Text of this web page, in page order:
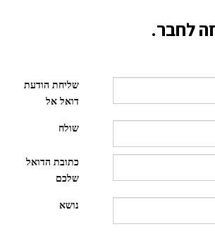
לחבר.
שליחת הודעת
דואל אל
שולח
כתובת הדואל
שלכם
נושא